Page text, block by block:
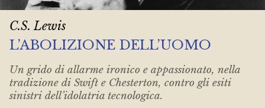
C.S. Lewis
L’ABOLIZIONE DELL’UOMO
Un grido di allarme ironico e appassionato, nella
tradizione di Swift e Chesterton, contro gli esiti
sinistri dell’idolatria tecnologica.